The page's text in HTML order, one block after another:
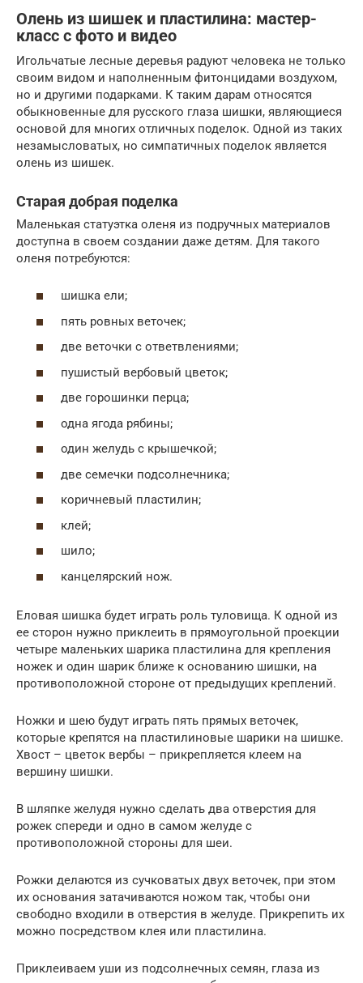
Олень из шишек и пластилина: мастер-
класс с фото и видео
Игольчатые лесные деревья радуют человека не только
своим видом и наполненным фитонцидами воздухом,
но и другими подарками. К таким дарам относятся
обыкновенные для русского глаза шишки, являющиеся
основой для многих отличных поделок. Одной из таких
незамысловатых, но симпатичных поделок является
олень из шишек.
Старая добрая поделка
Маленькая статуэтка оленя из подручных материалов
доступна в своем создании даже детям. Для такого
оленя потребуются:
шишка ели;
пять ровных веточек;
две веточки с ответвлениями;
пушистый вербовый цветок;
две горошинки перца;
одна ягода рябины;
один желудь с крышечкой;
две семечки подсолнечника;
коричневый пластилин;
клей;
шило;
канцелярский нож.
Еловая шишка будет играть роль туловища. К одной из
ее сторон нужно приклеить в прямоугольной проекции
четыре маленьких шарика пластилина для крепления
ножек и один шарик ближе к основанию шишки, на
противоположной стороне от предыдущих креплений.
Ножки и шею будут играть пять прямых веточек,
которые крепятся на пластилиновые шарики на шишке.
Хвост – цветок вербы – прикрепляется клеем на
вершину шишки.
В шляпке желудя нужно сделать два отверстия для
рожек спереди и одно в самом желуде с
противоположной стороны для шеи.
Рожки делаются из сучковатых двух веточек, при этом
их основания затачиваются ножом так, чтобы они
свободно входили в отверстия в желуде. Прикрепить их
можно посредством клея или пластилина.
Приклеиваем уши из подсолнечных семян, глаза из